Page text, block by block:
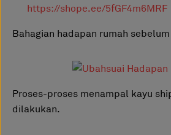
https://shope.ee/5fGF4m6MRF
Bahagian hadapan rumah
Proses-proses menampal kayu
dilakukan.